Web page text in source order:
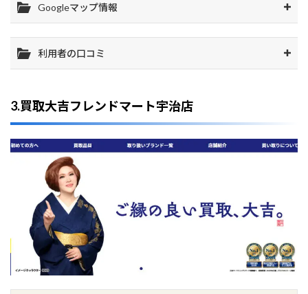
Googleマップ情報
利用者の口コミ
3.買取大吉フレンドマート宇治店